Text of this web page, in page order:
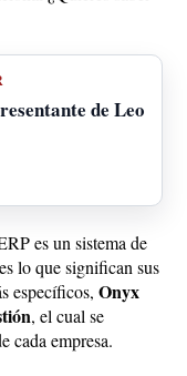
de Leo
es un sistema de
lo que significan sus
específicos, Onyx
, el cual se
cada empresa.